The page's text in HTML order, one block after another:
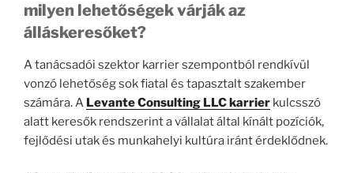
milyen lehetőségek várják az
álláskeresőket?
A tanácsadói szektor karrier szempontból rendkívül
vonzó lehetőség sok fiatal és tapasztalt szakember
számára. A Levante Consulting LLC karrier kulcsszó
alatt keresők rendszerint a vállalat által kínált pozíciók,
fejlődési utak és munkahelyi kultúra iránt érdeklődnek.